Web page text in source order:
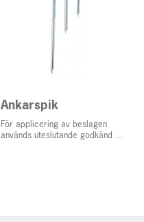
Ankarspik
För applicering av beslagen
används uteslutande godkänd ...